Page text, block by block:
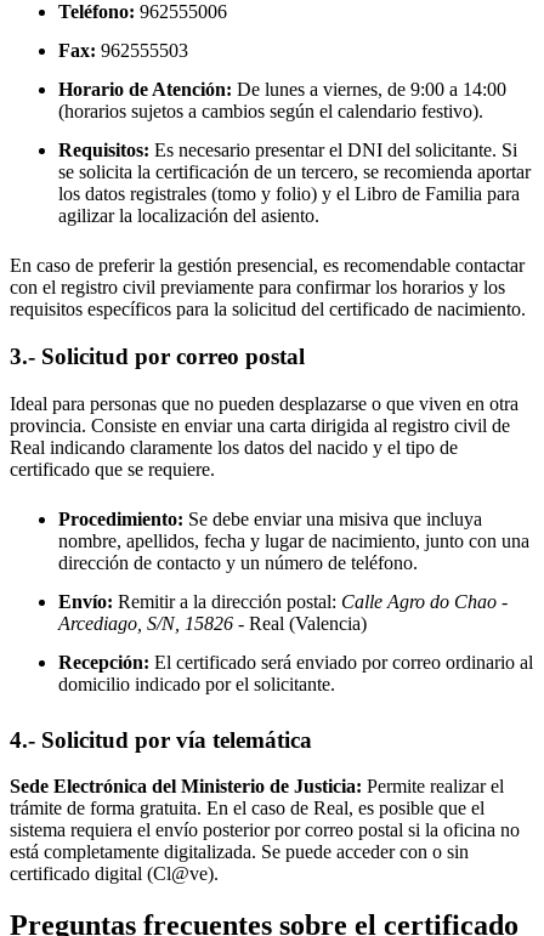
Teléfono: 962555006
Fax: 962555503
Horario de Atención: De lunes a viernes, de 9:00 a 14:00
(horarios sujetos a cambios según el calendario festivo).
Requisitos: Es necesario presentar el DNI del solicitante. Si
se solicita la certificación de un tercero, se recomienda aportar
los datos registrales (tomo y folio) y el Libro de Familia para
agilizar la localización del asiento.
En caso de preferir la gestión presencial, es recomendable contactar
con el registro civil previamente para confirmar los horarios y los
requisitos específicos para la solicitud del certificado de nacimiento.
3.- Solicitud por correo postal
Ideal para personas que no pueden desplazarse o que viven en otra
provincia. Consiste en enviar una carta dirigida al registro civil de
Real indicando claramente los datos del nacido y el tipo de
certificado que se requiere.
Procedimiento: Se debe enviar una misiva que incluya
nombre, apellidos, fecha y lugar de nacimiento, junto con una
dirección de contacto y un número de teléfono.
Envío: Remitir a la dirección postal: Calle Agro do Chao -
Arcediago, S/N, 15826 - Real (Valencia)
Recepción: El certificado será enviado por correo ordinario al
domicilio indicado por el solicitante.
4.- Solicitud por vía telemática
Sede Electrónica del Ministerio de Justicia: Permite realizar el
trámite de forma gratuita. En el caso de Real, es posible que el
sistema requiera el envío posterior por correo postal si la oficina no
está completamente digitalizada. Se puede acceder con o sin
certificado digital (Cl@ve).
Preguntas frecuentes sobre el certificado